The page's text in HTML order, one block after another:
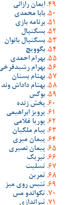
ایمان رازانی
بابا محمدی
برنامه بازی
بسکتبال
بسکتبال بانوان
بگوویچ
بهرام احمدی
بهرام
بهنام بستان
بهنام داداش وند
بوکس
پخش زنده
پرویز ابراهیمی
پوریا غلامی
پیام ملکیان
پیمان میری
پیمان نصیری
تبریک
تسلیت
تمرین
تنیس روی میز
تکواندو مس
تیراندازی